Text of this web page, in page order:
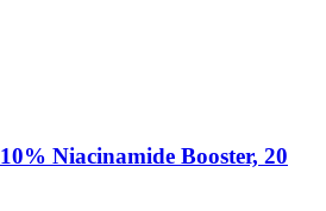
10% Niacinamide Booster, 20